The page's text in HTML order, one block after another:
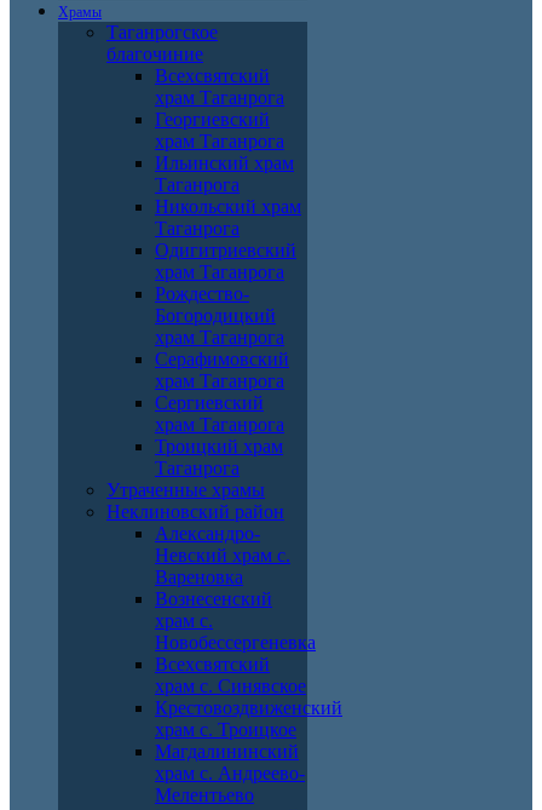
Храмы
Таганрогское
благочиние
Всехсвятский
храм Таганрога
Георгиевский
храм Таганрога
Ильинский храм
Таганрога
Никольский храм
Таганрога
Одигитриевский
храм Таганрога
Рождество-
Богородицкий
храм Таганрога
Серафимовский
храм Таганрога
Сергиевский
храм Таганрога
Троицкий храм
Таганрога
Утраченные храмы
Неклиновский район
Александро-
Невский храм с.
Вареновка
Вознесенский
храм с.
Новобессергеневка
Всехсвятский
храм с. Синявское
Крестовоздвиженский
храм с. Троицкое
Магдалининский
храм с. Андреево-
Мелентьево